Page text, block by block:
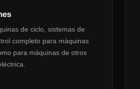
de ciclo, sistemas de
completo para máquinas
para máquinas de otros